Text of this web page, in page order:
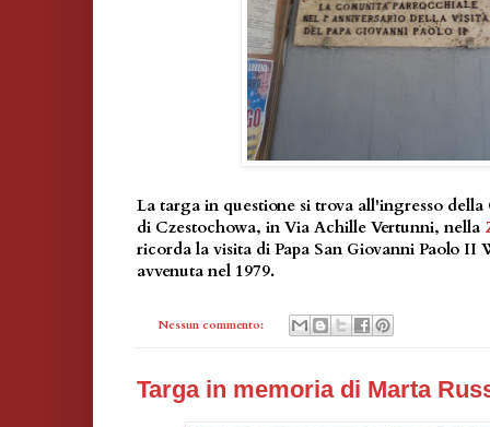
La targa in questione si trova all'ingresso
di Czestochowa, in Via Achille Vertunni, nella
ricorda la visita di Papa San Giovanni Paolo II
avvenuta nel 1979.
Nessun commento:
Targa in memoria di Marta